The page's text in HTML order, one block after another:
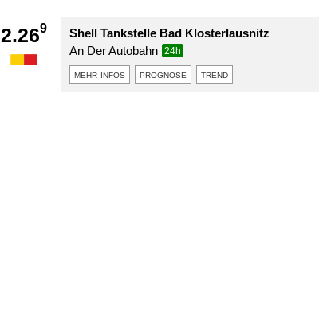
2.269
Shell Tankstelle Bad Klosterlausnitz
An Der Autobahn
24h
mehr infos prognose trend